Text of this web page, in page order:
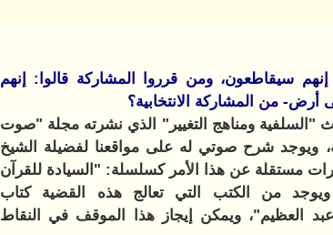
سيقاطعون، ومن قرروا المشاركة قالوا: إنهم
من المشاركة الانتخابية؟
"السلفية ومناهج التغيير" الذي نشرته مجلة "صوت
ويوجد شرح صوتي له على مواقعنا لفضيلة الشيخ
مستقلة عن هذا الأمر كسلسلة: "السيادة للقرآن
من الكتب التي تعالج هذه القضية كتاب
العظيم"، ويمكن إيجاز هذا الموقف في النقاط